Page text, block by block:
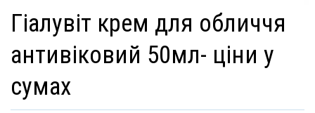
гіалувіт крем для обличчя
антивіковий 50мл- ціни у
сумах